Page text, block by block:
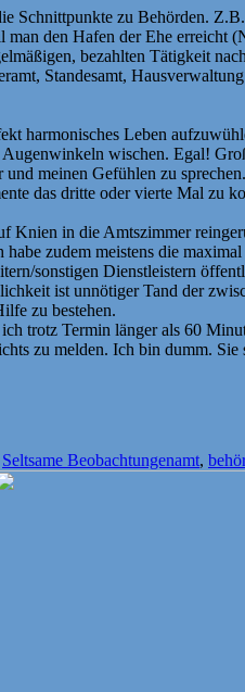
Schnittpunkte zu Behörden.
den Hafen der Ehe
bezahlten Tätigkeit
Standesamt,
harmonisches Leben
wischen. Egal!
meinen Gefühlen zu
das dritte oder vierte Mal zu
Knien in die Amtszimmer
zudem meistens die
sonstigen Dienstleistern
ist unnötiger Tand der
zu bestehen.
trotz Termin länger als 60
zu melden. Ich bin dumm. Sie
Seltsame Beobachtungenamt,